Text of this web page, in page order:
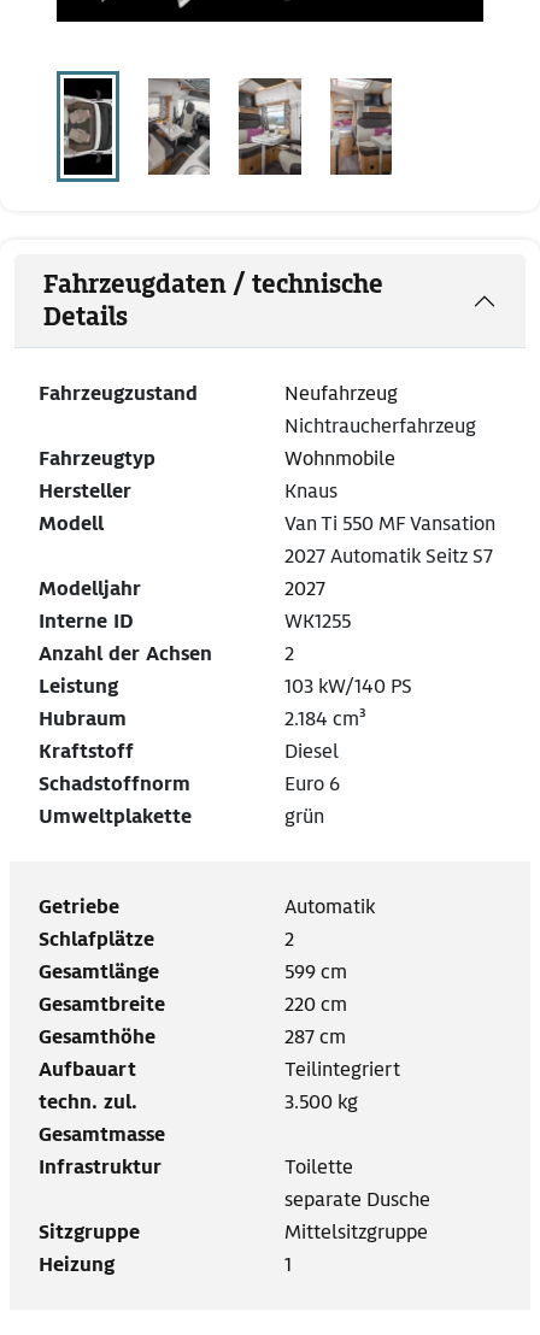
Fahrzeugdaten / technische
Details
Fahrzeugzustand
Neufahrzeug
Nichtraucherfahrzeug
Fahrzeugtyp
Wohnmobile
Hersteller
Knaus
Modell
Van Ti 550 MF Vansation
2027 Automatik Seitz S7
Modelljahr
2027
Interne ID
WK1255
Anzahl der Achsen
2
Leistung
103 kW/140 PS
Hubraum
2.184 cm³
Kraftstoff
Diesel
Schadstoffnorm
Euro 6
Umweltplakette
grün
Getriebe
Automatik
Schlafplätze
2
Gesamtlänge
599 cm
Gesamtbreite
220 cm
Gesamthöhe
287 cm
Aufbauart
Teilintegriert
techn. zul.
Gesamtmasse
3.500 kg
Infrastruktur
Toilette
separate Dusche
Sitzgruppe
Mittelsitzgruppe
Heizung
1